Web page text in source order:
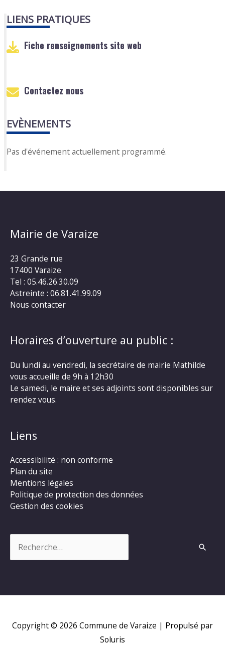
LIENS PRATIQUES
Fiche renseignements site web
Contactez nous
EVÈNEMENTS
Pas d'événement actuellement programmé.
Mairie de Varaize
23 Grande rue
17400 Varaize
Tel : 05.46.26.30.09
Astreinte : 06.81.41.99.09
Nous contacter
Horaires d’ouverture au public :
Du lundi au vendredi, la secrétaire de mairie Mathilde
vous accueille de 9h à 12h30
Le samedi, le maire et ses adjoints sont disponibles sur
rendez vous.
Liens
Accessibilité : non conforme
Plan du site
Mentions légales
Politique de protection des données
Gestion des cookies
Copyright © 2026 Commune de Varaize | Propulsé par
Soluris